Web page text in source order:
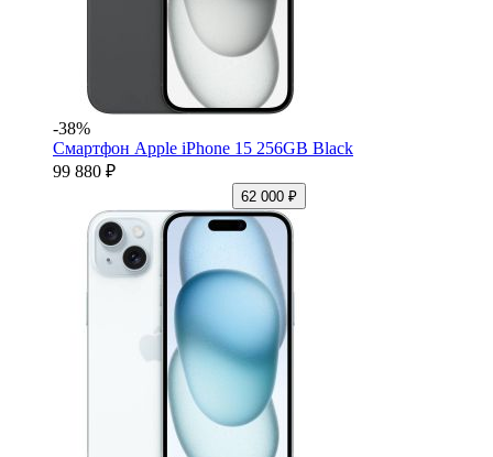
-38%
Смартфон Apple iPhone 15 256GB Black
99 880 ₽
62 000 ₽